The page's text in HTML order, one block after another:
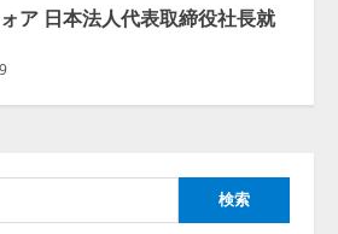
ア 日本法人代表取締役社長就